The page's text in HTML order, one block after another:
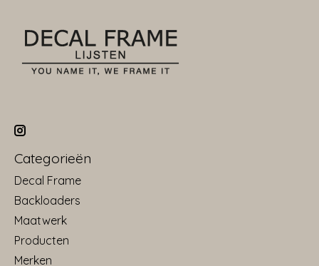
Categorieën
Decal Frame
Backloaders
Maatwerk
Producten
Merken